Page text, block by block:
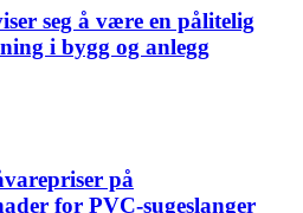
seg å være en pålitelig
i bygg og anlegg
på
for PVC-sugeslanger